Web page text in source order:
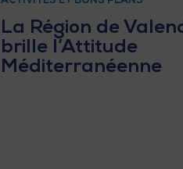
La Région de
brille l’Attitude
Méditerranéenne